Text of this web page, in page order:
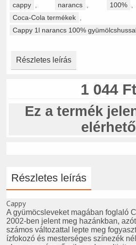
cappy narancs 100%
Coca-Cola termékek
Cappy 1l narancs 100%
Részletes leírás
1 044 Ft
Ez a termék
elérhető
Részletes leírás
Cappy
A gyümöcsleveket magában foglaló
2002-ben jelent meg hazánkban,
számos változattal lepte meg
ízfokozó és mesterséges színezék